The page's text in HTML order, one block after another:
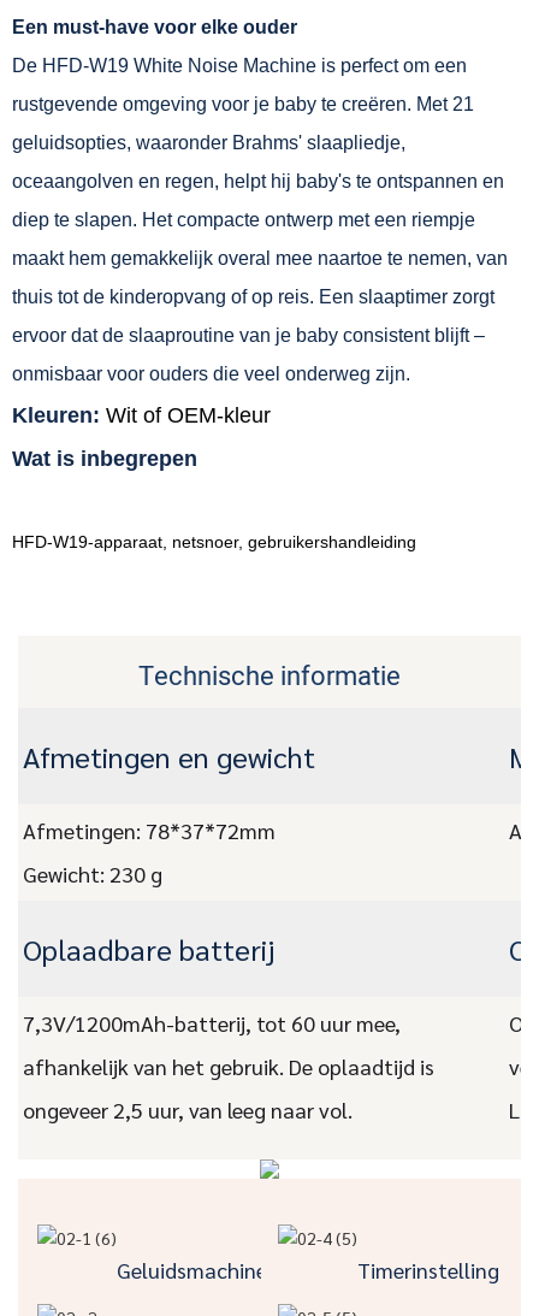
Een must-have voor elke ouder
De HFD-W19 White Noise Machine is perfect om een ​​
rustgevende omgeving voor je baby te creëren. Met 21
geluidsopties, waaronder Brahms' slaapliedje,
oceaangolven en regen, helpt hij baby's te ontspannen en
diep te slapen. Het compacte ontwerp met een riempje
maakt hem gemakkelijk overal mee naartoe te nemen, van
thuis tot de kinderopvang of op reis. Een slaaptimer zorgt
ervoor dat de slaaproutine van je baby consistent blijft –
onmisbaar voor ouders die veel onderweg zijn.
Kleuren: Wit of OEM-kleur
Wat is inbegrepen
HFD-W19-apparaat, netsnoer, gebruikershandleiding
Technische informatie
Afmetingen en gewicht
Afmetingen: 78*37*72mm
Gewicht: 230 g
Oplaadbare batterij O
7,3V/1200mAh-batterij, tot 60 uur mee,
afhankelijk van het gebruik. De oplaadtijd is
ongeveer 2,5 uur, van leeg naar vol.
Geluidsmachine Timerinstelling